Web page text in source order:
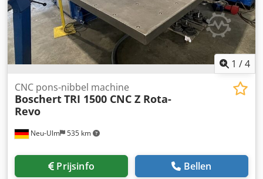
1 /4
Neu-Ulm 535 km
CNC pons-nibbel machine
BoschertTRI 1500 CNC Z Rota-
Revo
Prijsinfo Bellen